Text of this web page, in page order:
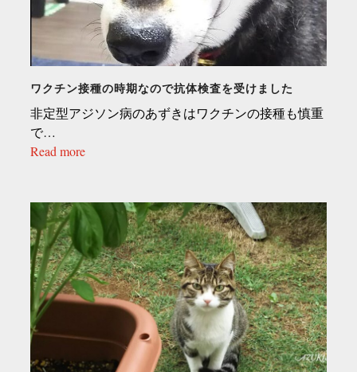
ワクチン接種の時期なので抗体検査を受けました
非定型アジソン病のあずきはワクチンの接種も慎重
で…
Read more